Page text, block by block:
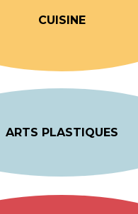
CUISINE
ARTS PLASTIQUES